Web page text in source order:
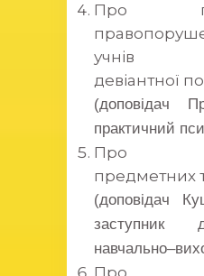
Про
учнів
девіантної
(доповідач
практичний
Про
предметних
(доповідач
заступник
Про